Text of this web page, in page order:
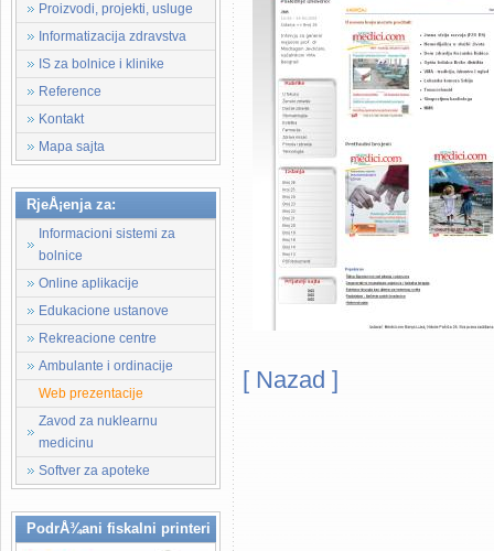
Proizvodi, projekti, usluge
Informatizacija zdravstva
IS za bolnice i klinike
Reference
Kontakt
Mapa sajta
RjeÅ¡enja za:
Informacioni sistemi za
bolnice
Online aplikacije
Edukacione ustanove
Rekreacione centre
Ambulante i ordinacije
Web prezentacije
Zavod za nuklearnu
medicinu
Softver za apoteke
PodrÅ¾ani fiskalni printeri
[ Nazad ]